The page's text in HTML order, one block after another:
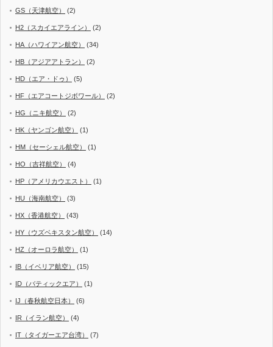
GS（天津航空） (2)
H2（スカイエアライン） (2)
HA（ハワイアン航空） (34)
HB（アジアアトラン） (2)
HD（エア・ドゥ） (5)
HF（エアコートジボワール） (2)
HG（ニキ航空） (2)
HK（ヤンゴン航空） (1)
HM（セーシェル航空） (1)
HO（吉祥航空） (4)
HP（アメリカウエスト） (1)
HU（海南航空） (3)
HX（香港航空） (43)
HY（ウズベキスタン航空） (14)
HZ（オーロラ航空） (1)
IB（イベリア航空） (15)
ID（バティックエア） (1)
IJ（春秋航空日本） (6)
IR（イラン航空） (4)
IT（タイガーエア台湾） (7)